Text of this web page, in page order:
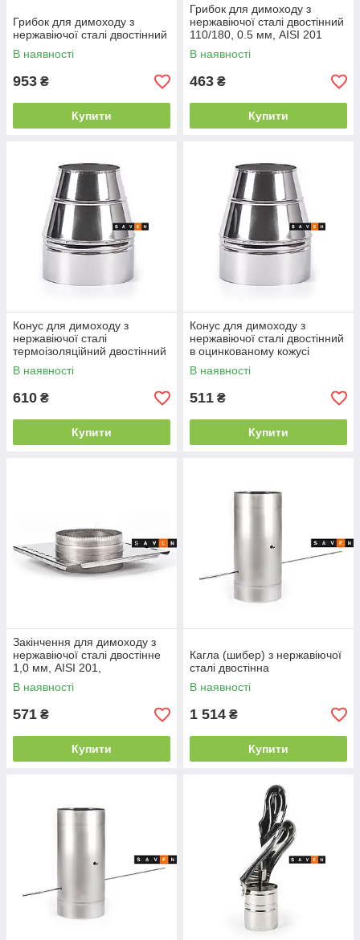
Грибок для димоходу з
нержавіючої сталі двостінний
В наявності
953 ₴
Купити
Грибок для димоходу з
нержавіючої сталі двостінний
110/180, 0.5 мм, AISI 201
В наявності
463 ₴
Купити
Конус для димоходу з
нержавіючої сталі
термоізоляційний двостінний
100/160, 0.8 мм, AISI 201
В наявності
610 ₴
Купити
Конус для димоходу з
нержавіючої сталі двостінний
в оцинкованому кожусі
100/160, 0.8 мм, AISI 201
В наявності
511 ₴
Купити
Закінчення для димоходу з
нержавіючої сталі двостінне
1,0 мм, AISI 201,
В наявності
571 ₴
Купити
Кагла (шибер) з нержавіючої
сталі двостінна
В наявності
1 514 ₴
Купити